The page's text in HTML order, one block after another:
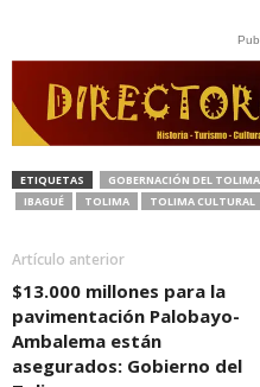
ETIQUETAS GOBERNACIÓN DEL TOLIMA
IBAGUÉ
TOLIMA TOLIMA CULTURAL
Artículo anterior
$13.000 millones para la
pavimentación Palobayo-
Ambalema están
asegurados: Gobierno del